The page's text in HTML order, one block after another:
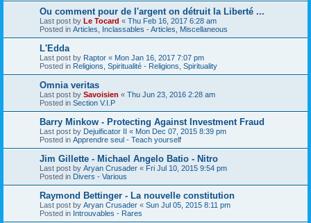
Ou comment pour de l'argent on détruit la Liberté ...
Last post by Le Tocard « Thu Feb 16, 2017 6:28 am
Posted in Articles, Inclassables - Articles, Miscellaneous
L'Edda
Last post by Raptor « Mon Jan 16, 2017 7:07 pm
Posted in Religions, Spiritualité - Religions, Spirituality
Omnia veritas
Last post by Savoisien « Thu Jun 23, 2016 2:28 am
Posted in Section V.I.P
Barry Minkow - Protecting Against Investment Fraud
Last post by Dejuificator II « Mon Dec 07, 2015 8:39 pm
Posted in Apprendre seul - Teach yourself
Jim Gillette - Michael Angelo Batio - Nitro
Last post by Aryan Crusader « Fri Jul 10, 2015 9:54 pm
Posted in Divers - Various
Raymond Bettinger - La nouvelle constitution
Last post by Aryan Crusader « Sun Jul 05, 2015 8:11 pm
Posted in Introuvables - Rares